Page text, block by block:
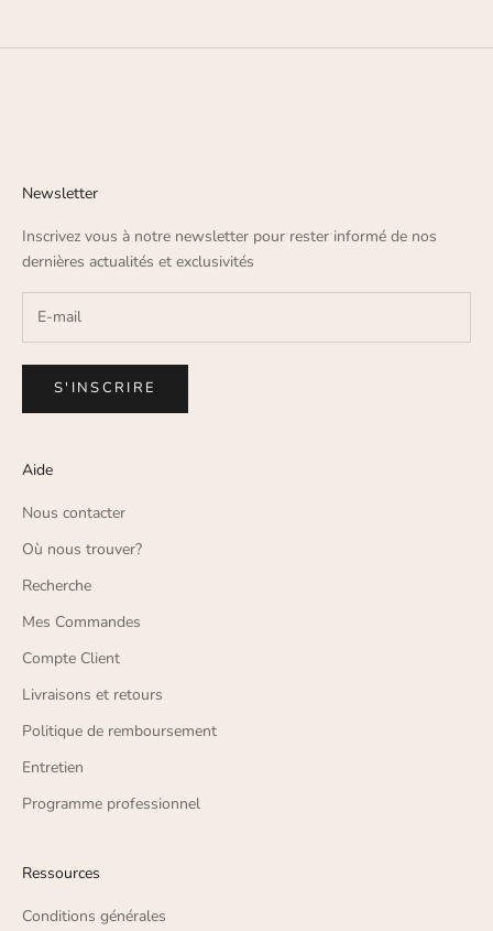
Newsletter
Inscrivez vous à notre newsletter pour rester informé de nos
dernières actualités et exclusivités
S'INSCRIRE
Aide
Nous contacter
Où nous trouver?
Recherche
Mes Commandes
Compte Client
Livraisons et retours
Politique de remboursement
Entretien
Programme professionnel
Ressources
Conditions générales